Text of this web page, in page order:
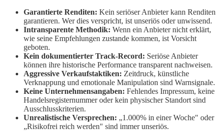
Garantierte Renditen: Kein seriöser Anbieter kann Renditen
garantieren. Wer dies verspricht, ist unseriös oder unwissend.
Intransparente Methodik: Wenn ein Anbieter nicht erklärt,
wie seine Empfehlungen zustande kommen, ist Vorsicht
geboten.
Kein dokumentierter Track-Record: Seriöse Anbieter
können ihre historische Performance transparent nachweisen.
Aggressive Verkaufstaktiken: Zeitdruck, künstliche
Verknappung und emotionale Manipulation sind Warnsignale.
Keine Unternehmensangaben: Fehlendes Impressum, keine
Handelsregisternummer oder kein physischer Standort sind
Ausschlusskriterien.
Unrealistische Versprechen: „1.000% in einer Woche" oder
„Risikofrei reich werden" sind immer unseriös.